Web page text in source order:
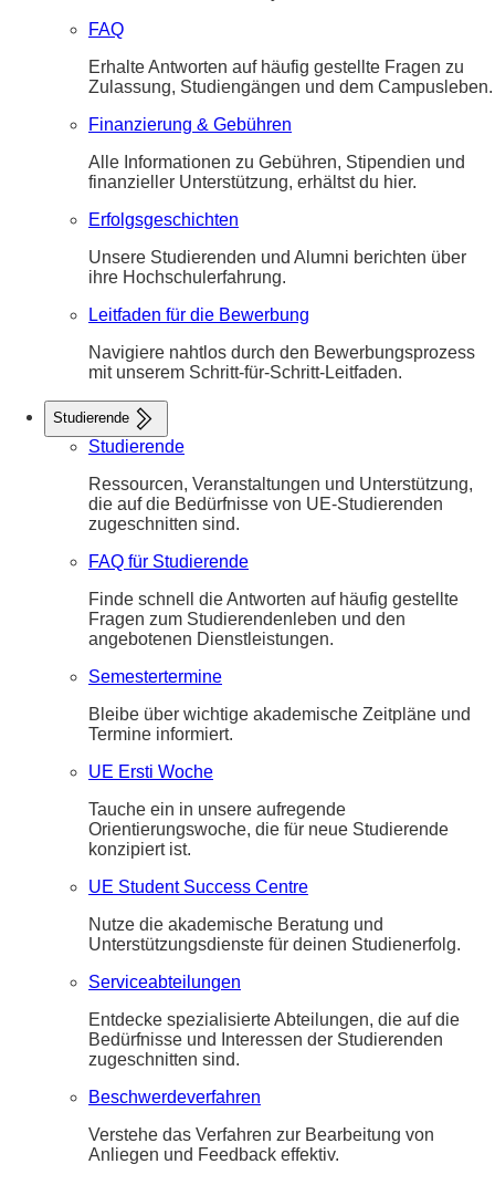
FAQ
Erhalte Antworten auf häufig gestellte Fragen zu
Zulassung, Studiengängen und dem Campusleben.
Finanzierung & Gebühren
Alle Informationen zu Gebühren, Stipendien und
finanzieller Unterstützung, erhältst du hier.
Erfolgsgeschichten
Unsere Studierenden und Alumni berichten über
ihre Hochschulerfahrung.
Leitfaden für die Bewerbung
Navigiere nahtlos durch den Bewerbungsprozess
mit unserem Schritt-für-Schritt-Leitfaden.
Studierende
Studierende
Ressourcen, Veranstaltungen und Unterstützung,
die auf die Bedürfnisse von UE-Studierenden
zugeschnitten sind.
FAQ für Studierende
Finde schnell die Antworten auf häufig gestellte
Fragen zum Studierendenleben und den
angebotenen Dienstleistungen.
Semestertermine
Bleibe über wichtige akademische Zeitpläne und
Termine informiert.
UE Ersti Woche
Tauche ein in unsere aufregende
Orientierungswoche, die für neue Studierende
konzipiert ist.
UE Student Success Centre
Nutze die akademische Beratung und
Unterstützungsdienste für deinen Studienerfolg.
Serviceabteilungen
Entdecke spezialisierte Abteilungen, die auf die
Bedürfnisse und Interessen der Studierenden
zugeschnitten sind.
Beschwerdeverfahren
Verstehe das Verfahren zur Bearbeitung von
Anliegen und Feedback effektiv.